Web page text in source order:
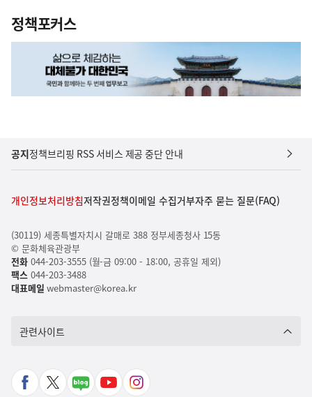
정책포커스
공지정책브리핑 RSS 서비스 제공 중단 안내
개인정보처리방침저작권정책이메일 수집거부자주 묻는 질문(FAQ)
(30119) 세종특별자치시 갈매로 388 정부세종청사 15동
© 문화체육관광부
전화044-203-3555 (월-금 09:00 - 18:00, 공휴일 제외)
팩스044-203-3488
대표메일 webmaster@korea.kr
관련사이트
페
X
네
유
인